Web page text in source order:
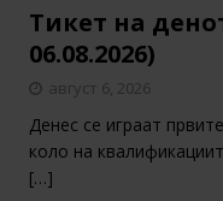
Тикет на
06.08.2026)
август 6, 2026
Денес се играат
коло на
[…]